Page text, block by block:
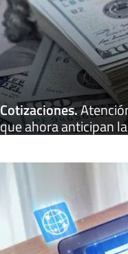
Cotizaciones.
que ahora anticipan